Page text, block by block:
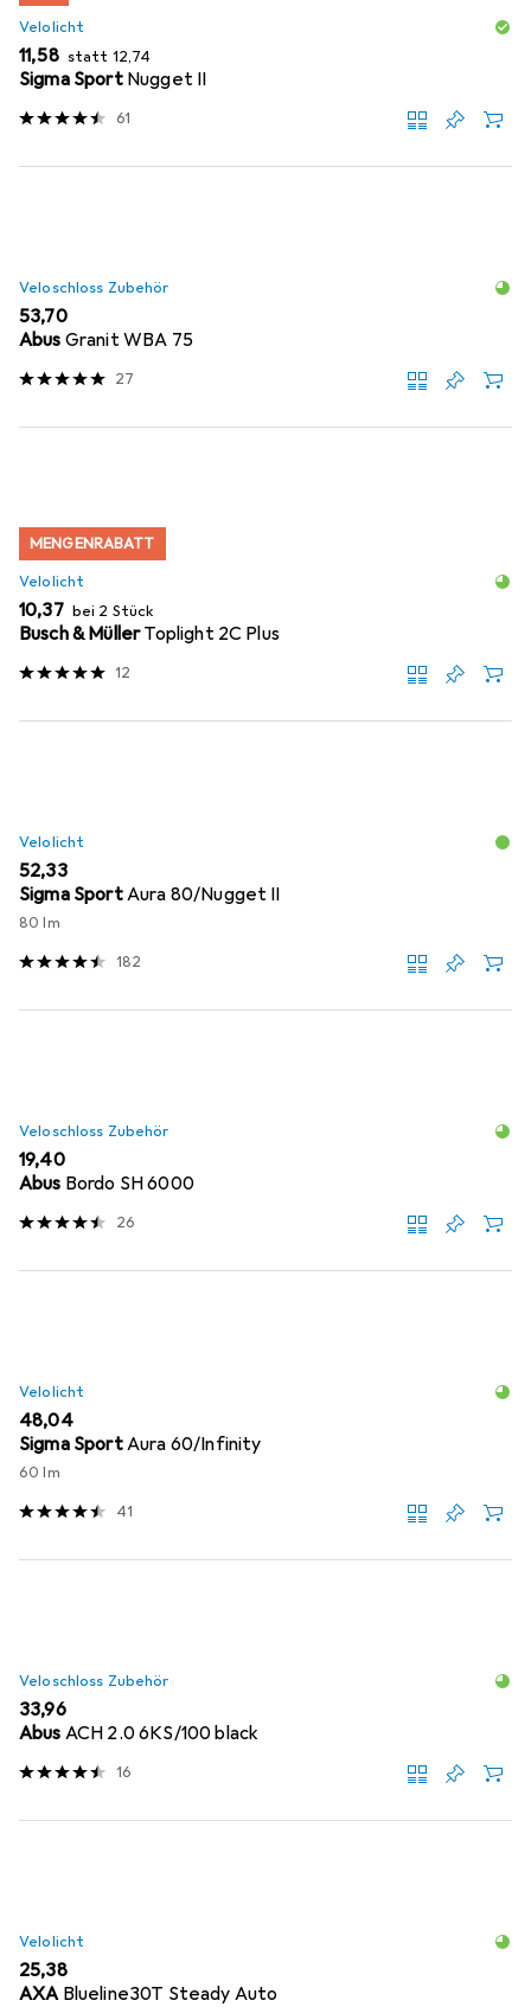
Velolicht
EUR
11,58 statt EUR
12,74
Sigma Sport Nugget II
61
Veloschloss Zubehör
EUR
53,70
Abus Granit WBA 75
27
MENGENRABATT
Velolicht
EUR
10,37 bei 2 Stück
Busch & MüllerToplight 2C Plus
12
Velolicht
EUR
52,33
Sigma SportAura 80/Nugget II
80 lm
182
Veloschloss Zubehör
EUR
19,40
Abus Bordo SH 6000
26
Velolicht
EUR
48,04
Sigma SportAura 60/Infinity
60 lm
41
Veloschloss Zubehör
EUR
33,96
Abus ACH 2.0 6KS/100 black
16
Velolicht
EUR
25,38
AXA Blueline30T Steady Auto